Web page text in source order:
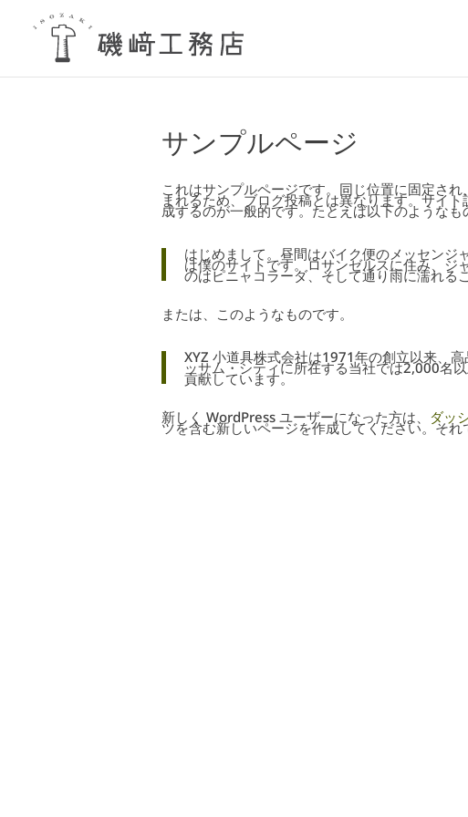
サンプルページ
これはサンプルページです。同じ位置に固定さ
まれるため、ブログ投稿とは異なります。サイ
成するのが一般的です。たとえば以下のようなも
はじめまして。昼間はバイク便のメッセン
は僕のサイトです。ロサンゼルスに住み、
のはピニャコラーダ、そして通り雨に濡れる
または、このようなものです。
XYZ 小道具株式会社は1971年の創立以来、
ッサム・シティに所在する当社では2,000名
貢献しています。
新しく WordPress ユーザーになった方は、 ダッ
ツを含む新しいページを作成してください。そ